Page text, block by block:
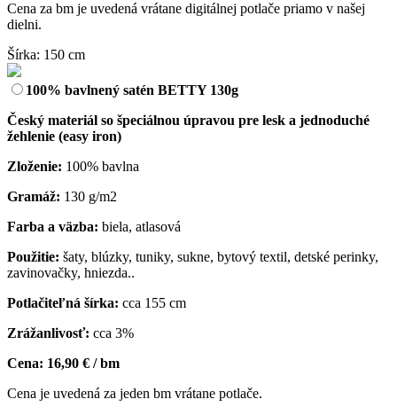
Cena za bm je uvedená vrátane digitálnej potlače priamo v našej
dielni.
Šírka: 150 cm
100% bavlnený satén BETTY 130g
Český materiál so špeciálnou úpravou pre lesk a jednoduché
žehlenie (easy iron)
Zloženie: 100% bavlna
Gramáž: 130 g/m2
Farba a väzba: biela, atlasová
Použitie: šaty, blúzky, tuniky, sukne, bytový textil, detské perinky,
zavinovačky, hniezda..
Potlačiteľná šírka: cca 155 cm
Zrážanlivosť: cca 3%
Cena: 16,90 € / bm
Cena je uvedená za jeden bm vrátane potlače.